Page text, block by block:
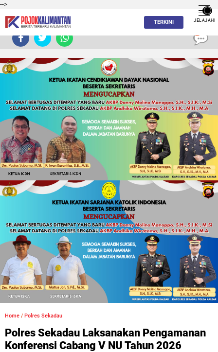
-->
TERKINI JELAJAHI
Home / Polres Sekadau
Polres Sekadau Laksanakan Pengamanan
Konferensi Cabang V NU Tahun 2026